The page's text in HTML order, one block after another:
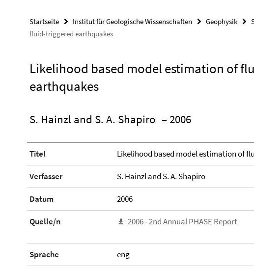
Startseite Institut für Geologische Wissenschaften Geophysik
fluid-triggered earthquakes
Likelihood based model estimation of
earthquakes
S. Hainzl and S. A. Shapiro – 2006
Titel Likelihood based model estimation of
Verfasser S. Hainzl and S. A. Shapiro
Datum 2006
Quelle/n 2006 - 2nd Annual PHASE Report
Sprache eng